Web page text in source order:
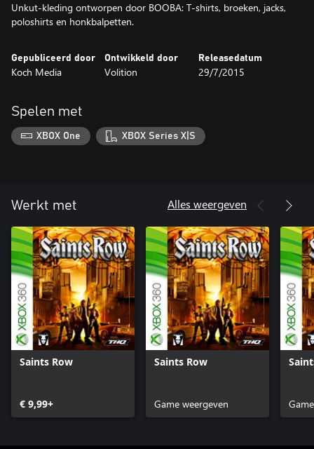
Unkut-kleding ontworpen door BOOBA: T-shirts, broeken, jacks,
poloshirts en honkbalpetten.
Gepubliceerd door
Koch Media
Ontwikkeld door
Volition
Releasedatum
29/7/2015
Spelen met
XBOX One XBOX Series X|S
Werkt met Alles weergeven
Saints Row
€ 9,99+
Saints Row
Game weergeven